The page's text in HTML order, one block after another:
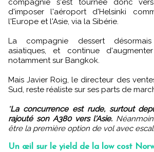
compagnie s'est tournée donc
d'imposer l'aéroport d'Helsinki
l'Europe et l'Asie, via la Sibérie.
La compagnie dessert
asiatiques, et continue
notamment sur Bangkok.
Mais Javier Roig, le directeur des
Sud, reste réaliste sur ses parts de
"La concurrence est rude, surtout
rajouté son A380 vers l'Asie.
être la première option de vol avec
Un œil sur le yield de la low cost